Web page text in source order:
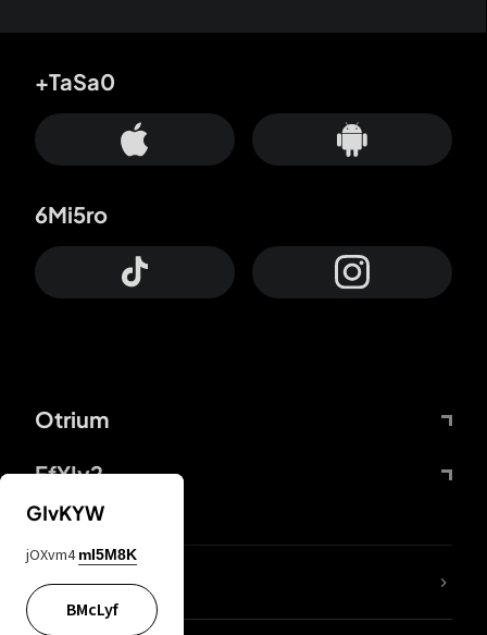
Otrium
FfYIy2
+TaSa0
6Mi5ro
KIjvtr
GIvKYW
jOXvm4 mI5M8K
BMcLyf